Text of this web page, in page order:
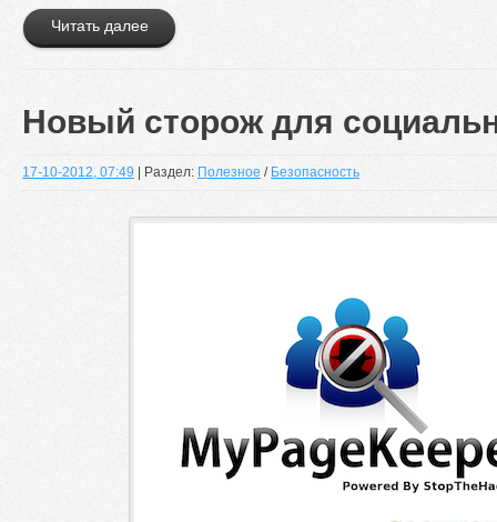
Читать далее
Новый сторож для
17-10-2012, 07:49 | Раздел: Полезное / Безопасность